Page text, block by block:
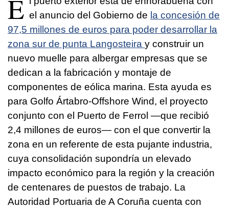
E el anuncio del Gobierno de la concesión de
97,5 millones de euros para poder desarrollar la
zona sur de punta Langosteira y construir un
nuevo muelle para albergar empresas que se
dedican a la fabricación y montaje de
componentes de eólica marina. Esta ayuda es
para Golfo Ártabro-Offshore Wind, el proyecto
conjunto con el Puerto de Ferrol —que recibió
2,4 millones de euros— con el que convertir la
zona en un referente de esta pujante industria,
cuya consolidación supondría un elevado
impacto económico para la región y la creación
de centenares de puestos de trabajo. La
Autoridad Portuaria de A Coruña cuenta con